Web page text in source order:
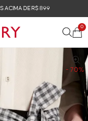
DE R$ 899
0
- 70%